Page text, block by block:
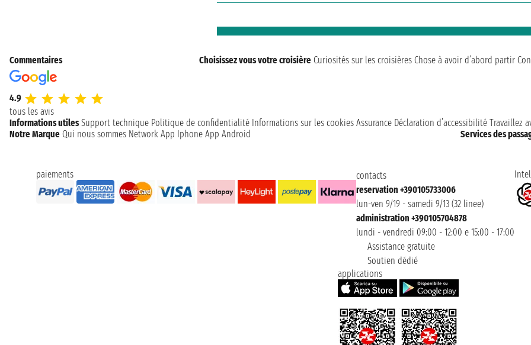
Commentaires
4.9
tous les avis
Choisissez vous votre croisière Curiosités sur les croisières Chose à avoir d’abord partir
Informations utiles Support technique Politique de confidentialité Informations sur les cookies Assurance Déclaration d’accessibilité Travaillez
Notre Marque Qui nous sommes Network App Iphone App Android Services des
paiements
contacts
reservation +390105733006
lun-ven 9/19 - samedi 9/13 (32 linee)
administration +390105704878
lundi - vendredi 09:00 - 12:00 e 15:00 - 17:00
Assistance gratuite
Soutien dédié
applications